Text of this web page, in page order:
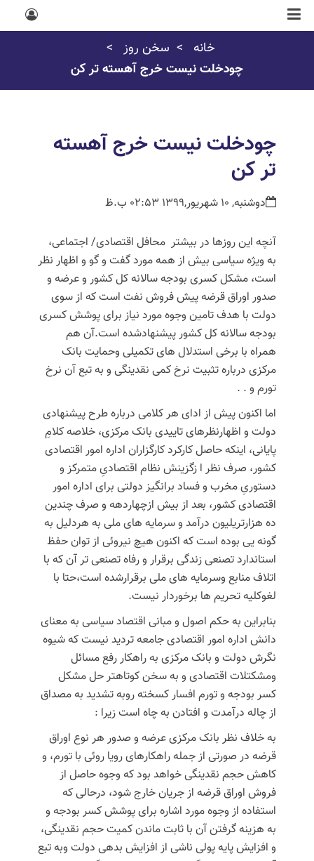
خانه
سخن روز
چودخلت نیست خرج آهسته تر کن
چودخلت نیست خرج آهسته
تر کن
دوشنبه, 10 شهریور,1399 02:53 ب.ظ
آنچه این روزها در بیشتر محافل اقتصادی/ اجتماعی،
به ویژه سیاسی بیش از همه مورد گفت و گو و اظهار نظر
است، مشکل کسری بودجه سالانه کل کشور و عرضه و
صدور اوراق قرضه پیش فروش نفت است که از سوی
دولت با هدف تامین وجوه مورد نیاز برای پوشش کسری
بودجه سالانه کل کشور پیشنهادشده است.آن هم
همراه با برخی استدلال های تکمیلی وحمایت بانک
مرکزی درباره تثبیت نرخ کمی نقدینگی و به تبع آن نرخ
تورم و . .
اما اکنون پیش از ادای هر کلامی درباره طرح پیشنهادی
دولت و اظهارنظرهای تاییدی بانک مرکزی، خلاصه کلامِ
پایانی، اینکه حاصل کارکرد کارگزاران اداره امور اقتصادی
کشور، صرف نظر ا زگزینش نظام اقتصادیِ متمرکز و
دستوریِ مخرب و فساد برانگیز دولتی برای اداره امور
اقتصادی کشور، بعد از بیش ازچهاردهه و صرف چندین
ده هزارتریلیون درآمد و سرمایه های ملی به هردلیل به
گونه یی بوده است که اکنون هیچ نیروئی از توان حفظ
استاندارد تصنعی زندگی برقرار و رفاه تصنعی تر آن که با
اتلاف منابع وسرمایه های ملی برقرارشده است،حتا با
لغوکلیه تحریم ها برخوردار نیست.
بنابراین به حکم اصول و مبانی اقتصاد سیاسی به معنای
دانش اداره امور اقتصادی جامعه تردید نیست که شیوه
نگرش دولت و بانک مرکزی به راهکار رفع مسائل
ومشکتلات اقتصادی و به سخن کوتاهتر حل مشکل
کسر بودجه و تورم افسار کسخته روبه تشدید به مصداق
از چاله درآمدت و افتادن به چاه است زیرا :
به خلاف نظر بانک مرکزی عرضه و صدور هر نوع اوراق
قرضه در صورتی از جمله راهکارهای رویا روئی با تورم، و
کاهش حجم نقدینگی خواهد بود که وجوه حاصل از
فروش اوراق قرضه از جریان خارج شود، درحالی که
استفاده از وجوه مورد اشاره برای پوشش کسر بودجه و
به هزینه گرفتن آن با ثابت ماندن کمیت حجم نقدینگی،
و افزایش پایه پولی ناشی از افزایش بدهی دولت وبه تبع